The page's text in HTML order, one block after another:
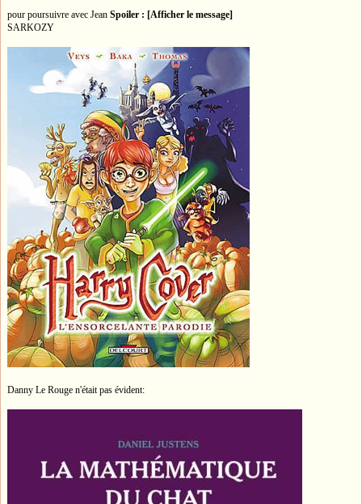
pour poursuivre avec Jean Spoiler : [Afficher le message]
SARKOZY
Danny Le Rouge n'était pas évident: